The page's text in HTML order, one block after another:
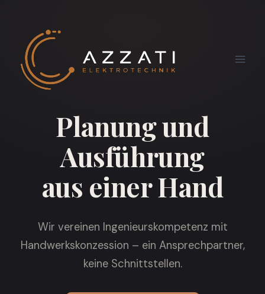
springen
Planung und
Ausführung
aus einer Hand
Wir vereinen Ingenieurskompetenz mit
Handwerkskonzession – ein Ansprechpartner,
keine Schnittstellen.